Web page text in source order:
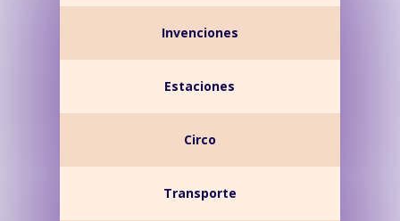
Invenciones
Estaciones
Circo
Transporte